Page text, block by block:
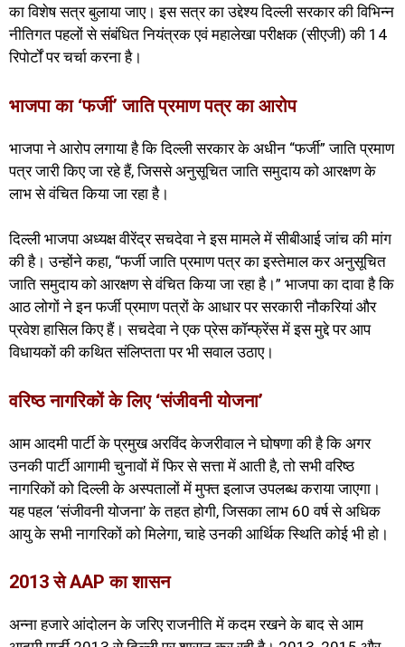
का विशेष सत्र बुलाया जाए। इस सत्र का उद्देश्य दिल्ली सरकार की विभिन्न
नीतिगत पहलों से संबंधित नियंत्रक एवं महालेखा परीक्षक (सीएजी) की 14
रिपोर्टों पर चर्चा करना है।
भाजपा का ‘फर्जी’ जाति प्रमाण पत्र का आरोप
भाजपा ने आरोप लगाया है कि दिल्ली सरकार के अधीन “फर्जी” जाति प्रमाण
पत्र जारी किए जा रहे हैं, जिससे अनुसूचित जाति समुदाय को आरक्षण के
लाभ से वंचित किया जा रहा है।
दिल्ली भाजपा अध्यक्ष वीरेंद्र सचदेवा ने इस मामले में सीबीआई जांच की मांग
की है। उन्होंने कहा, “फर्जी जाति प्रमाण पत्र का इस्तेमाल कर अनुसूचित
जाति समुदाय को आरक्षण से वंचित किया जा रहा है।” भाजपा का दावा है कि
आठ लोगों ने इन फर्जी प्रमाण पत्रों के आधार पर सरकारी नौकरियां और
प्रवेश हासिल किए हैं। सचदेवा ने एक प्रेस कॉन्फ्रेंस में इस मुद्दे पर आप
विधायकों की कथित संलिप्तता पर भी सवाल उठाए।
वरिष्ठ नागरिकों के लिए ‘संजीवनी योजना’
आम आदमी पार्टी के प्रमुख अरविंद केजरीवाल ने घोषणा की है कि अगर
उनकी पार्टी आगामी चुनावों में फिर से सत्ता में आती है, तो सभी वरिष्ठ
नागरिकों को दिल्ली के अस्पतालों में मुफ्त इलाज उपलब्ध कराया जाएगा।
यह पहल ‘संजीवनी योजना’ के तहत होगी, जिसका लाभ 60 वर्ष से अधिक
आयु के सभी नागरिकों को मिलेगा, चाहे उनकी आर्थिक स्थिति कोई भी हो।
2013 से AAP का शासन
अन्ना हजारे आंदोलन के जरिए राजनीति में कदम रखने के बाद से आम